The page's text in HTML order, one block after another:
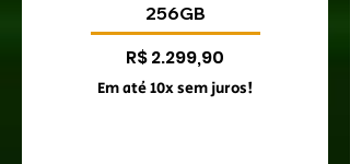
256GB
Preço
R$ 2.299,90
Em até 10x sem juros!